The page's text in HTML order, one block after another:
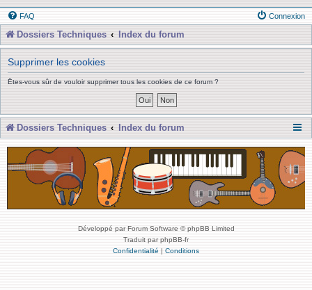
FAQ Connexion
Dossiers Techniques Index du forum
Supprimer les cookies
Êtes-vous sûr de vouloir supprimer tous les cookies de ce forum ?
Dossiers Techniques Index du forum
Développé par Forum Software © phpBB Limited
Traduit par phpBB-fr
Confidentialité | Conditions